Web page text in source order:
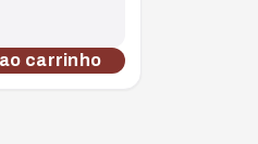
carrinho